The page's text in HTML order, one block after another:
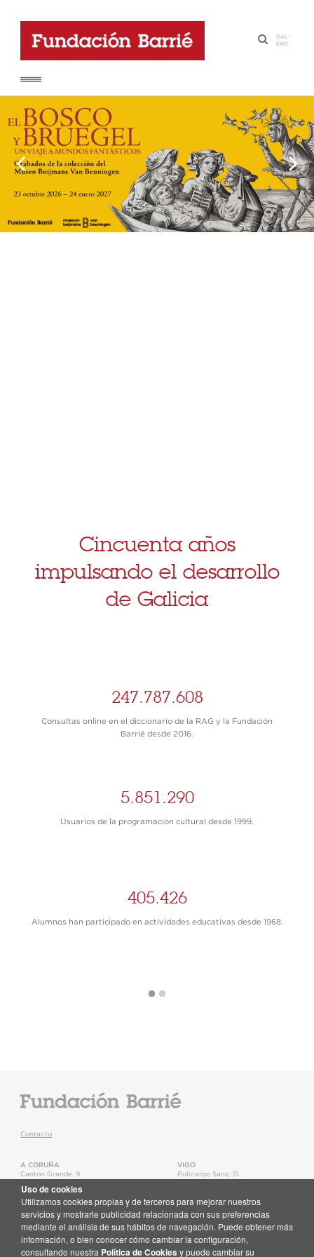
·
GAL-
ENG
Cincuenta años
impulsando el desarrollo
de Galicia
247.787.608
Consultas online en el diccionario de la RAG y la Fundación
Barrié desde 2016.
5.851.290
Usuarios de la programación cultural desde 1999.
405.426
Alumnos han participado en actividades educativas desde 1968.
Contacto
A CORUÑA
Cantón Grande, 9
T.+34 981 22 15 25
Mapa
VIGO
Policarpo Sanz, 31
Mapa
Recibe en tu correo toda la actualidad de la Fundación Barrié
Suscríbete aquí
Uso de cookies
Utilizamos cookies propias y de terceros para mejorar nuestros
servicios y mostrarle publicidad relacionada con sus preferencias
mediante el análisis de sus hábitos de navegación. Puede obtener más
información, o bien conocer cómo cambiar la configuración,
consultando nuestra Política de Cookies y puede cambiar su